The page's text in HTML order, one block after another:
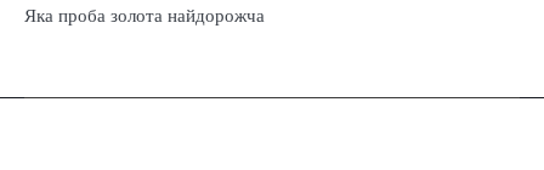
Яка проба золота найдорожча